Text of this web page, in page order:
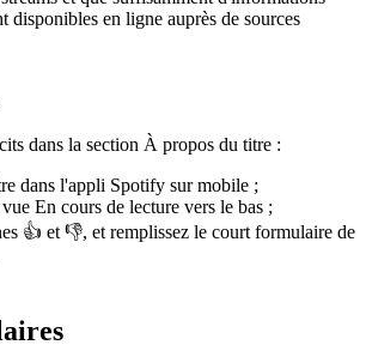
disponibles en ligne auprès de sources
dans la section À propos du titre :
dans l'appli Spotify sur mobile ;
En cours de lecture vers le bas ;
👍 et 👎, et remplissez le court formulaire de